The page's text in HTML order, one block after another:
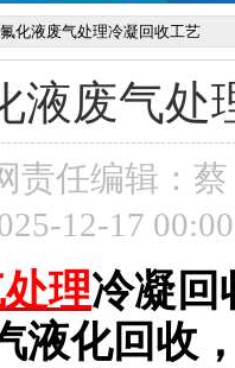
氟化液废气处理冷凝回收工艺
液废气处
责任编辑：蔡
12-17
理冷凝回
液化回收